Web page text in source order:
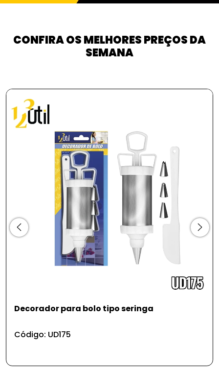
CONFIRA OS MELHORES PREÇOS DA
SEMANA
Decorador para bolo tipo seringa
Código: UD175